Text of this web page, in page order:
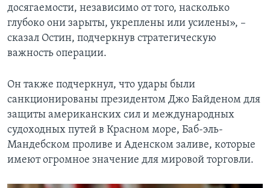
досягаемости, независимо от того, насколько
глубоко они зарыты, укреплены или усилены», –
сказал Остин, подчеркнув стратегическую
важность операции.
Он также подчеркнул, что удары были
санкционированы президентом Джо Байденом для
защиты американских сил и международных
судоходных путей в Красном море, Баб-эль-
Мандебском проливе и Аденском заливе, которые
имеют огромное значение для мировой торговли.